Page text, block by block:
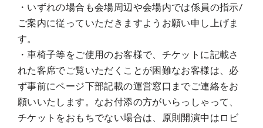
・いずれの場合も会場周辺や会場内では係員の指示/
ご案内に従っていただきますようお願い申し上げま
す。
・車椅子等をご使用のお客様で、チケットに記載さ
れた客席でご覧いただくことが困難なお客様は、必
ず事前にページ下部記載の運営窓口までご連絡をお
願いいたします。なお付添の方がいらっしゃって、
チケットをおもちでない場合は、原則開演中はロビ